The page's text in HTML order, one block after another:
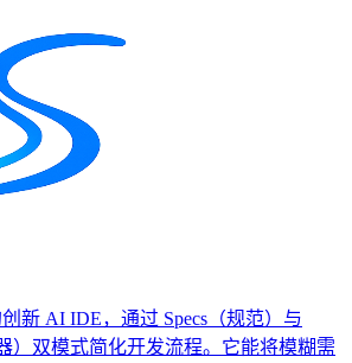
新 AI IDE，通过 Specs（规范）与
）双模式简化开发流程。它能将模糊需